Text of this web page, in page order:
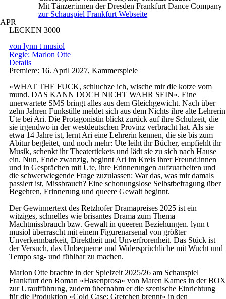
MitTänzer:innen der Dresden Frankfurt Dance Company
zur Schauspiel Frankfurt Webseite
APR
LECKEN 3000
von lynn t musiol
Regie: Marlon Otte
Details
Premiere: 16. April 2027, Kammerspiele
»WHAT THE FUCK, schluchze ich, wische mir die kotze vom
mund. DAS KANN DOCH NICHT WAHR SEIN«. Eine
unerwartete SMS bringt alles aus dem Gleichgewicht. Nach über
zehn Jahren Funkstille meldet sich aus dem Nichts ihre alte Lehrerin
Ute bei Ari. Die Protagonistin blickt zurück auf ihre Schulzeit, die
sie irgendwo in der westdeutschen Provinz verbracht hat. Als sie
etwa 14 Jahre ist, lernt Ari eine Lehrerin kennen, die sie bis zum
Abitur begleitet, und noch mehr: Ute leiht ihr Bücher, empfiehlt ihr
Musik, schenkt ihr Theatertickets und lädt sie zu sich nach Hause
ein. Nun, Ende zwanzig, beginnt Ari im Kreis ihrer Freund:innen
und in Gesprächen mit Ute, ihre Erinnerungen aufzuarbeiten und
die schwerwiegende Frage zuzulassen: War das, was mir damals
passiert ist, Missbrauch? Eine schonungslose Selbstbefragung über
Begehren, Erinnerung und queere Gewalt beginnt.
Der Gewinnertext des Retzhofer Dramapreises 2025 ist ein
witziges, schnelles wie brisantes Drama zum Thema
Machtmissbrauch bzw. Gewalt in queeren Beziehungen. lynn t
musiol überrascht mit einem Figurenarsenal von größter
Unverkennbarkeit, Direktheit und Unverfrorenheit. Das Stück ist
der Versuch, das Unbequeme und Widersprüchliche mit Wucht und
Tempo sag- und fühlbar zu machen.
Marlon Otte brachte in der Spielzeit 2025/26 am Schauspiel
Frankfurt den Roman »Hasenprosa« von Maren Kames in der BOX
zur Uraufführung, zudem übernahm er die szenische Einrichtung
für die Produktion »Cold Case: Gretchen brennt« in den